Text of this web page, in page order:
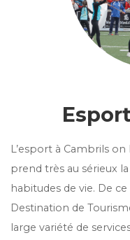
L’esport à Cambrils
prend très au sérieux
habitudes de vie. De
Destination de
large variété de